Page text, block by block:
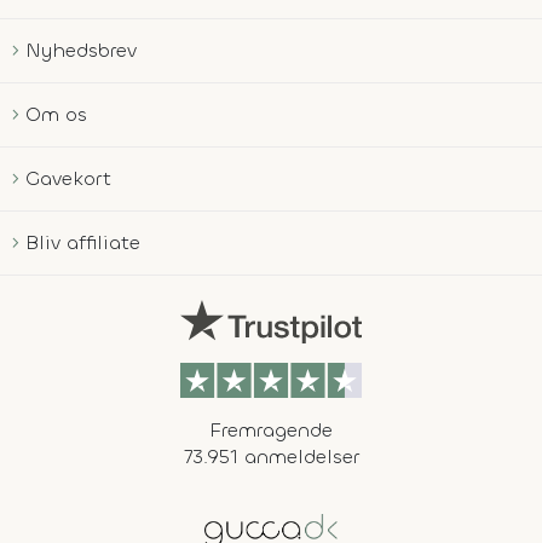
Nyhedsbrev
Om os
Gavekort
Bliv affiliate
Fremragende
73.951 anmeldelser